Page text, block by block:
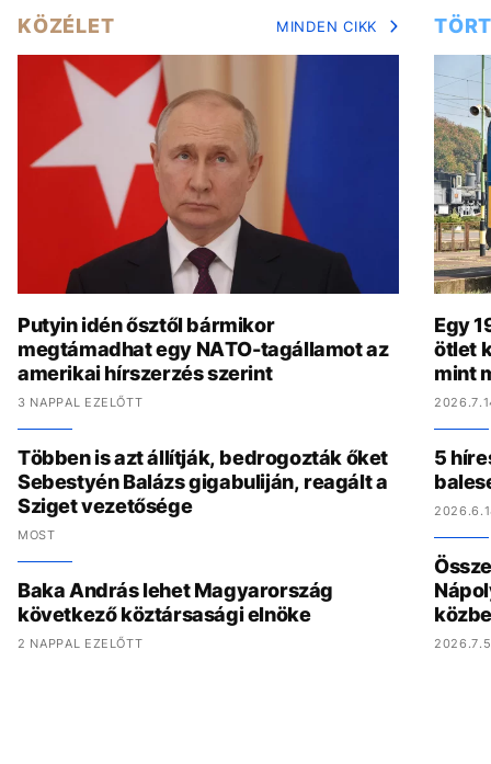
KÖZÉLET MINDEN CIKK
Putyin idén ősztől bármikor
megtámadhat egy NATO-tagállamot az
amerikai hírszerzés szerint
3 NAPPAL EZELŐTT
Többen is azt állítják, bedrogozták őket
Sebestyén Balázs gigabuliján, reagált a
Sziget vezetősége
MOST
Baka András lehet Magyarország
következő köztársasági elnöke
2 NAPPAL EZELŐTT
Egy
ötlet
mint
5